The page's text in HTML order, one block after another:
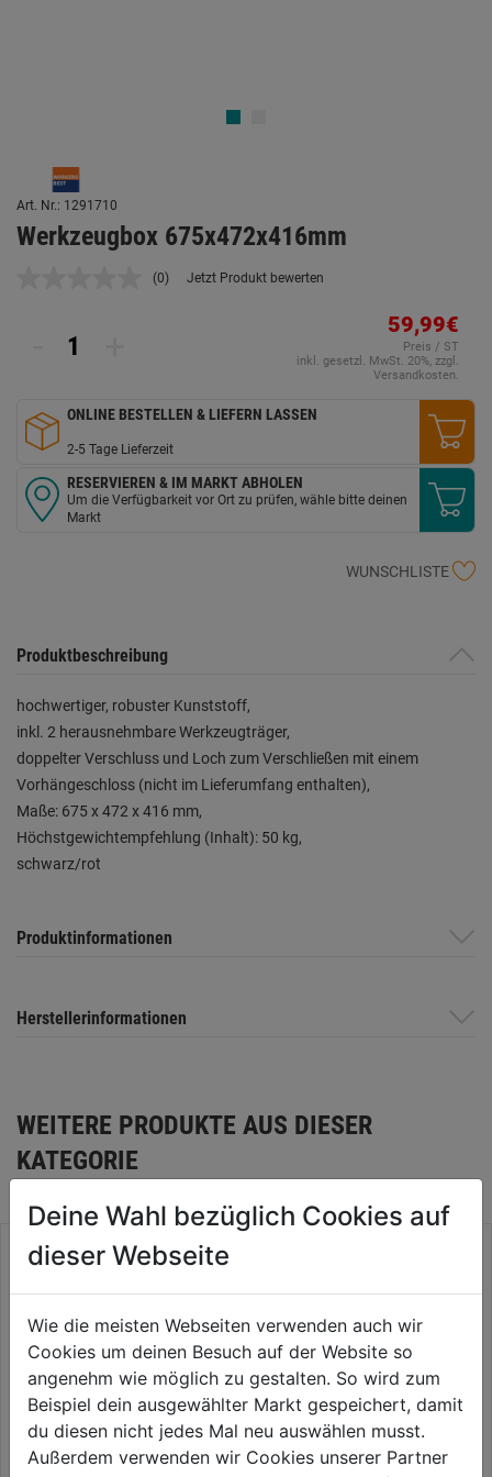
Art. Nr.: 1291710
Werkzeugbox 675x472x416mm
Kein
(0) Jetzt Produkt bewerten
59,99€
Preis / ST
inkl. gesetzl. MwSt. 20%, zzgl.
Versandkosten.
ONLINE BESTELLEN & LIEFERN LASSEN
2-5 Tage Lieferzeit
RESERVIEREN & IM MARKT ABHOLEN
Um die Verfügbarkeit vor Ort zu prüfen, wähle bitte deinen
Markt
WUNSCHLISTE
Produktbeschreibung
hochwertiger, robuster Kunststoff,
inkl. 2 herausnehmbare Werkzeugträger,
doppelter Verschluss und Loch zum Verschließen mit einem
Vorhängeschloss (nicht im Lieferumfang enthalten),
Maße: 675 x 472 x 416 mm,
Höchstgewichtempfehlung (Inhalt): 50 kg,
schwarz/rot
Produktinformationen
Herstellerinformationen
WEITERE PRODUKTE AUS DIESER
KATEGORIE
Deine Wahl bezüglich Cookies auf
dieser Webseite
Wie die meisten Webseiten verwenden auch wir
Cookies um deinen Besuch auf der Website so
angenehm wie möglich zu gestalten. So wird zum
Beispiel dein ausgewählter Markt gespeichert, damit
du diesen nicht jedes Mal neu auswählen musst.
Außerdem verwenden wir Cookies unserer Partner